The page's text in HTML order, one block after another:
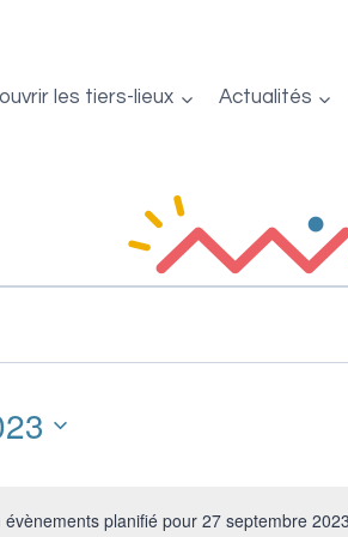
les tiers-lieux Actualités
Notice
évènements planifié pour 27 septembre